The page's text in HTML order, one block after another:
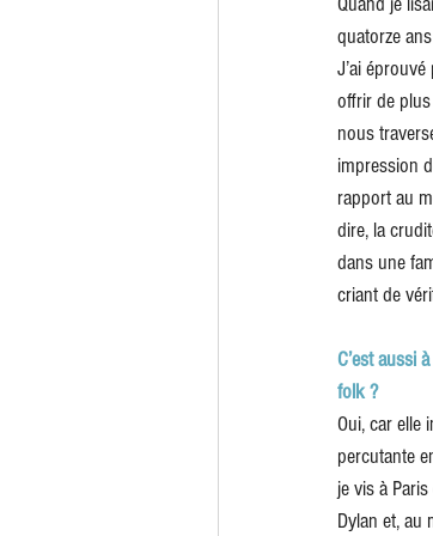
quatorze
J’ai
offrir de
nous
impression
rapport au
dire, la
dans une
criant de
C’est aussi
folk ?
Oui, car elle
percutante
je vis à
Dylan et, au